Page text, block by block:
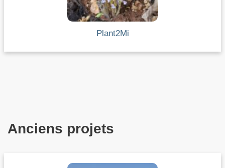
Plant2Mi
Anciens projets